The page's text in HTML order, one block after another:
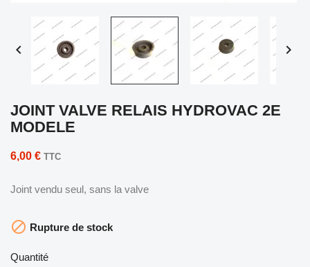
 
JOINT VALVE RELAIS HYDROVAC 2E
MODELE
6,00 € TTC
Joint vendu seul, sans la valve
 Rupture de stock
Quantité